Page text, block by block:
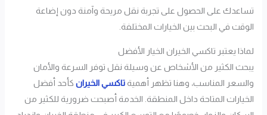
تساعدك على الحصول على تجربة نقل مريحة وآمنة دون إضاعة
الوقت في البحث بين الخيارات المختلفة.
لماذا يعتبر تاكسي الخيران الخيار الأفضل
يبحث الكثير من الأشخاص عن وسيلة نقل توفر السرعة والأمان
والسعر المناسب، وهنا تظهر أهمية تاكسي الخيران كأحد أفضل
الخيارات المتاحة داخل المنطقة. الخدمة أصبحت ضرورية للكثير من